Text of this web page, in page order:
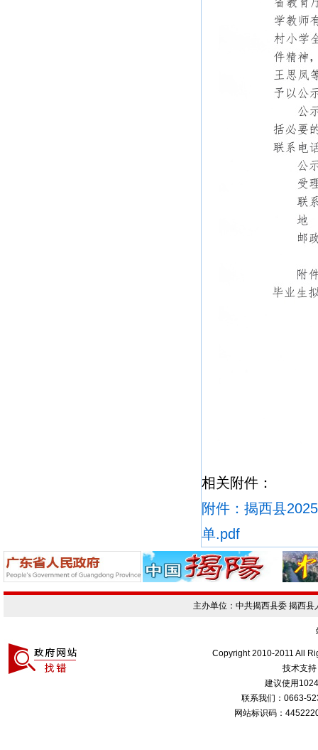
相关附件：
附件：揭西县
单.pdf
主办单位：中共揭西县委 揭西
Copyright 2010-2011 All
技术支
建议使用
联系我们：0663-
网站标识码：